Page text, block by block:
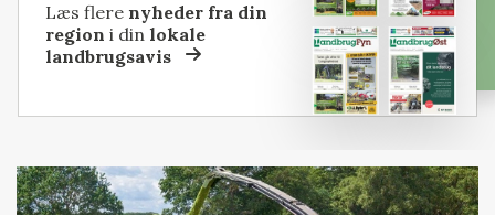
Læs flere nyheder fra din
region i dinlokale
landbrugsavis